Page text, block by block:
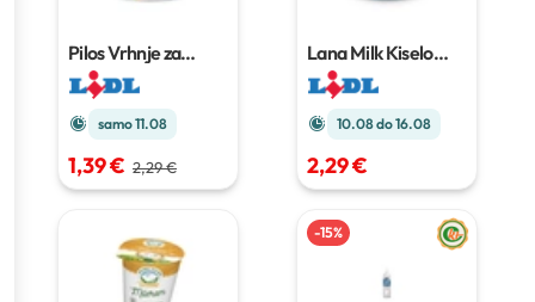
Pilos Vrhnje za
kuhanje500 ml
samo 11.08
1,39 € 2,29 €
Lana Milk Kiselo
vrhnje850 g
10.08 do 16.08
2,29 €
-15%